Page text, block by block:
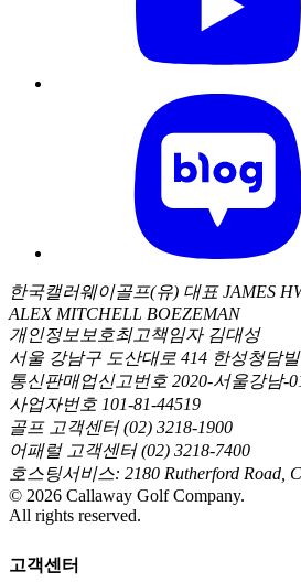
한국캘러웨이골프(유) 대표 JAMES
ALEX MITCHELL BOEZEMAN
개인정보보호최고책임자 김대성
서울 강남구 도산대로 414 한성청담
통신판매업신고번호 2020-서울강남-
사업자번호 101-81-44519
골프 고객센터 (02) 3218-1900
어패럴 고객센터 (02) 3218-7400
호스팅서비스: 2180 Rutherford Road,
© 2026 Callaway Golf Company.
All rights reserved.
고객센터